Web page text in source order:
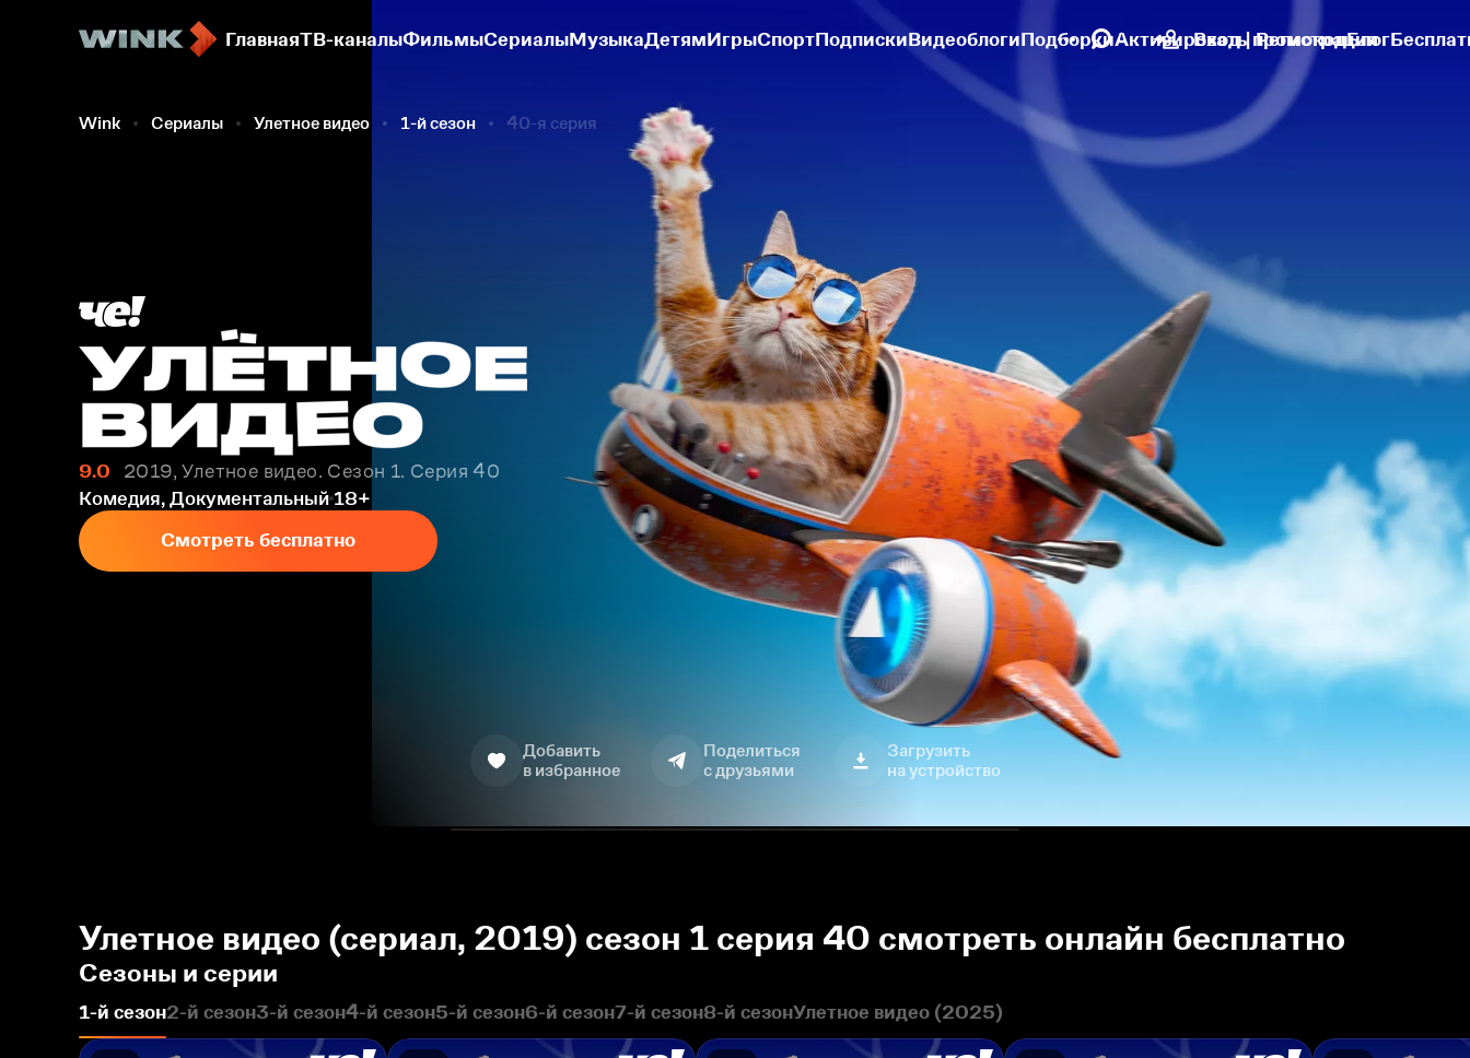
ГлавнаяТВ-каналыФильмыСериалыМузыкаДетямИгрыСпортПодпискиВидеоблогиПодборкиАктивировать промокодБлог
Вход | Регистрация
Wink Сериалы Улетное видео 1-й сезон 40-я серия
9.0
2019, Улетное видео. Сезон 1. Серия 40
Комедия, Документальный 18+
Смотреть бесплатно
Добавить
в избранное
Поделиться
с друзьями
Загрузить
на устройство
Улетное видео (сериал, 2019) сезон 1 серия 40 смотреть онлайн бесплатно
Сезоны и серии
1-й сезон2-й сезон3-й сезон4-й сезон5-й сезон6-й сезон7-й сезон8-й сезонУлетное видео (2025)